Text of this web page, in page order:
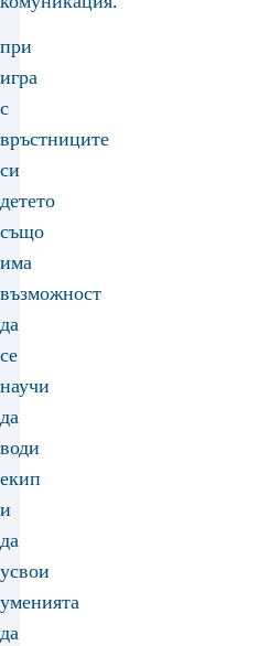
при
игра
с
връстниците
си
детето
също
има
възможност
да
се
научи
да
води
екип
и
да
усвои
уменията
да